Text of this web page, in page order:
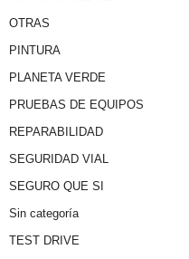
OTRAS
PINTURA
PLANETA VERDE
PRUEBAS DE EQUIPOS
REPARABILIDAD
SEGURIDAD VIAL
SEGURO QUE SI
Sin categoría
TEST DRIVE